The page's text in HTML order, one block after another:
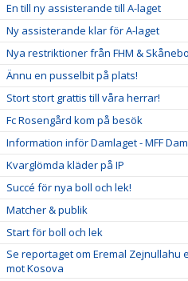
En till ny assisterande till A-laget
Ny assisterande klar för A-laget
Nya restriktioner från FHM &
Ännu en pusselbit på plats!
Stort stort grattis till våra herrar!
Fc Rosengård kom på besök
Information inför Damlaget - MFF Dam
Kvarglömda kläder på IP
Succé för nya boll och lek!
Matcher & publik
Start för boll och lek
Se reportaget om Eremal Zejnullahu
mot Kosova